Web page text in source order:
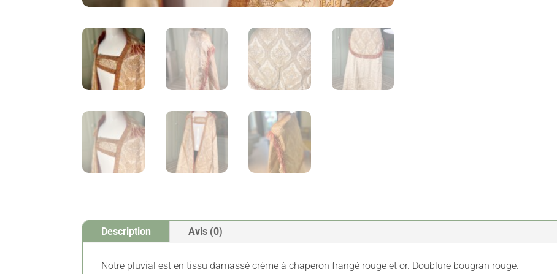
Description Avis (0)
Notre pluvial est en tissu damassé crème à chaperon frangé rouge et or. Doublure bougran rouge.